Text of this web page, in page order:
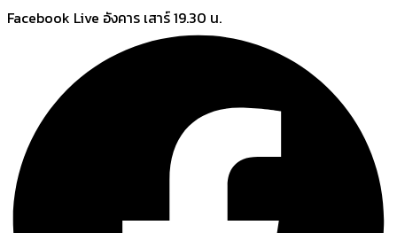
Skip
Facebook Live อังคาร เสาร์ 19.30 น.